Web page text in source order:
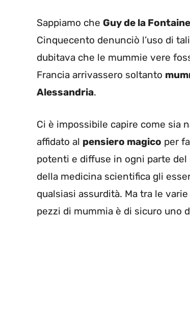
Sappiamo che Guy de la Fontaine
Cinquecento denunciò l’uso di
dubitava che le mummie vere
Francia arrivassero soltanto
Alessandria.
Ci è impossibile capire come sia
affidato al pensiero magico per
potenti e diffuse in ogni parte del
della medicina scientifica gli
qualsiasi assurdità. Ma tra le
pezzi di mummia è di sicuro uno